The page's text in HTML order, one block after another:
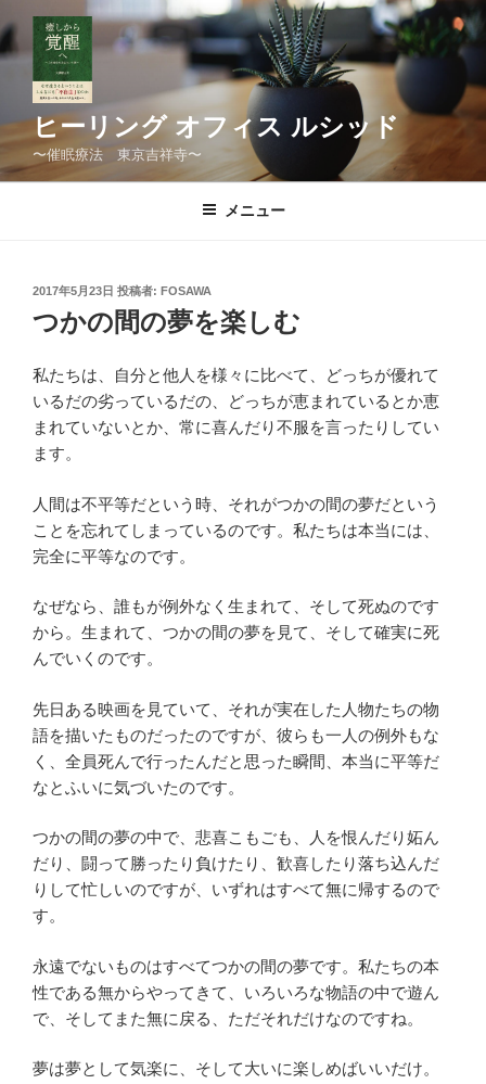
ン
テ
へ
ス
ヒーリング オフィス ルシッド
〜催眠療法 東京吉祥寺〜
メニュー
投
日:
2017年5月23日 投稿者: FOSAWA
つかの間の夢を楽しむ
私たちは、自分と他人を様々に比べて、どっちが優れて
いるだの劣っているだの、どっちが恵まれているとか恵
まれていないとか、常に喜んだり不服を言ったりしてい
ます。
人間は不平等だという時、それがつかの間の夢だという
ことを忘れてしまっているのです。私たちは本当には、
完全に平等なのです。
なぜなら、誰もが例外なく生まれて、そして死ぬのです
から。生まれて、つかの間の夢を見て、そして確実に死
んでいくのです。
先日ある映画を見ていて、それが実在した人物たちの物
語を描いたものだったのですが、彼らも一人の例外もな
く、全員死んで行ったんだと思った瞬間、本当に平等だ
なとふいに気づいたのです。
つかの間の夢の中で、悲喜こもごも、人を恨んだり妬ん
だり、闘って勝ったり負けたり、歓喜したり落ち込んだ
りして忙しいのですが、いずれはすべて無に帰するので
す。
永遠でないものはすべてつかの間の夢です。私たちの本
性である無からやってきて、いろいろな物語の中で遊ん
で、そしてまた無に戻る、ただそれだけなのですね。
夢は夢として気楽に、そして大いに楽しめばいいだけ。